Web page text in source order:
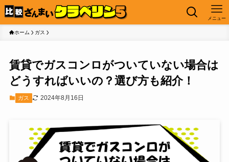
メニュー
ホーム ガス
賃貸でガスコンロがついていない場合は
どうすればいいの？選び方も紹介！
ガス 2024年8月16日